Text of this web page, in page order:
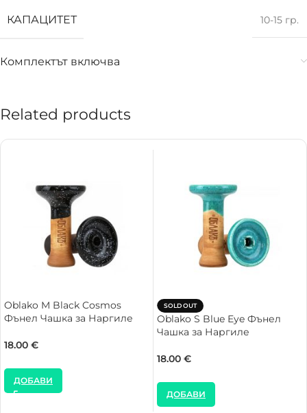
КАПАЦИТЕТ 10-15 гр.
Комплектът включва
Related products
Oblako M Black Cosmos
Фънел Чашка за Наргиле
18.00 €
ДОБАВИ
SOLD OUT
Oblako S Blue Eye Фънел
Чашка за Наргиле
18.00 €
ДОБАВИ